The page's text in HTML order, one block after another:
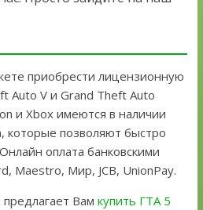
приобрести лицензионную
Auto V и Grand Theft Auto
и Xbox имеются в наличии
которые позволяют быстро
оплата банковскими
Maestro, Мир, JCB, UnionPay.
Вам купить ГТА 5